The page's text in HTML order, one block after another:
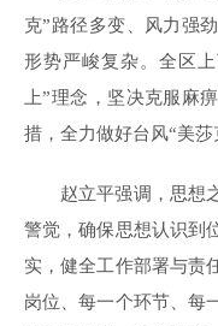
克”路径多变、风力强
形势严峻复杂。全区
上”理念，坚决克服麻
措，全力做好台风“美莎
赵立平强调，思想
警觉，确保思想认识到
实，健全工作部署与责
岗位、每一个环节、每